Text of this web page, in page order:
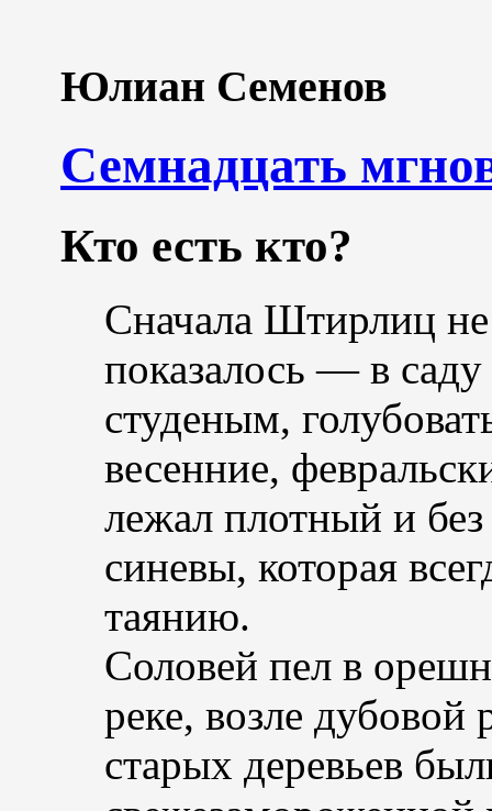
Юлиан Семенов
Семнадцать
Кто есть кто?
Сначала Штирлиц
показалось — в
студеным,
весенние,
лежал плотный и
синевы, которая
таянию.
Соловей пел в
реке, возле
старых деревьев